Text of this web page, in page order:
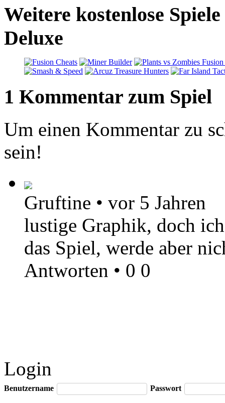
Weitere kostenlose
Deluxe
1 Kommentar zum Spiel
Um einen Kommentar zu
sein!
Gruftine • vor 5 Jahren
lustige Graphik, doch
das Spiel, werde aber
Antworten • 0 0
Login
Benutzername Passwort